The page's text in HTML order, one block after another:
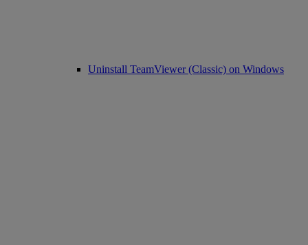
Uninstall TeamViewer (Classic) on Windows